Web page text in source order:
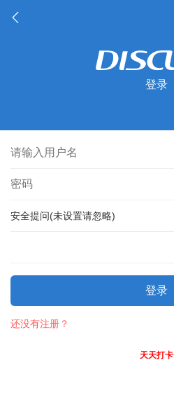
登录
安全提问(未设置请忽略)
登录
还没有注册？
天天打卡